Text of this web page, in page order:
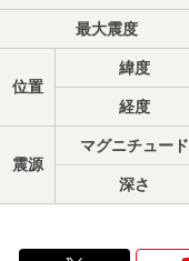
最大震度
位置
緯度
経度
震源
マグニチュード
深さ